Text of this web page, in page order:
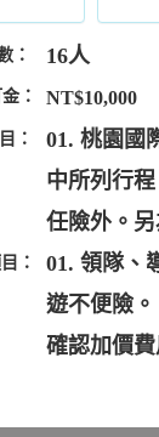
： 16人
： NT$10,000
：
01. 桃園國
中所列行
任險外。
：
01. 領隊、
遊不便險
確認加價